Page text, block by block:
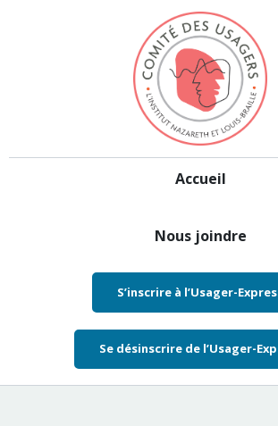
Accueil
Nous joindre
S’inscrire à l’Usager-
Se désinscrire de l’Usager-